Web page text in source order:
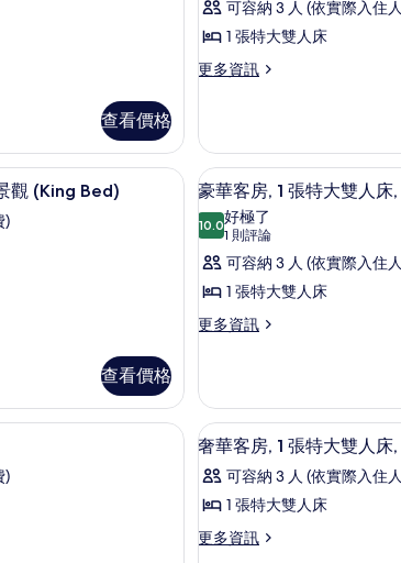
有
相
片
查看價格
房,
1
張
雙
人
床,
湖
景
的
所
片
可容納 3 人 (依實際入住
1 張特大雙人床
更多資訊
更
客
房,
1
特
雙
人
湖
情
LCD 液晶電視、有線頻道、電視、付費電影
觀 (King Bed)
)
查看價格
顯
示
豪
華
客
房,
特
大
雙
人
床,
泳
4
豪華客房, 1 張特大雙人
10.010.0 分，滿分 10 分
好極了
1 則評論
(1
則
評
可容納 3 人 (依實際入住
1 張特大雙人床
更多資訊
更
客
房,
1
特
大
人
LCD 液晶電視、有線頻道、電視、付費電影
)
顯
示
奢
客
3
奢華客房, 1 張特大雙人床
可容納 3 人 (依實際入住
1 張特大雙人床
更多資訊
更